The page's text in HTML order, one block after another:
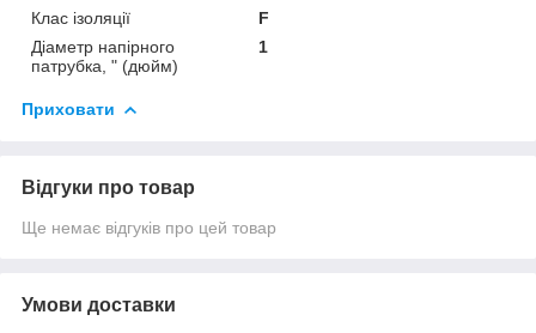
Клас ізоляції
F
Діаметр напірного
патрубка, " (дюйм)
1
Приховати
Відгуки про товар
Ще немає відгуків про цей товар
Умови доставки